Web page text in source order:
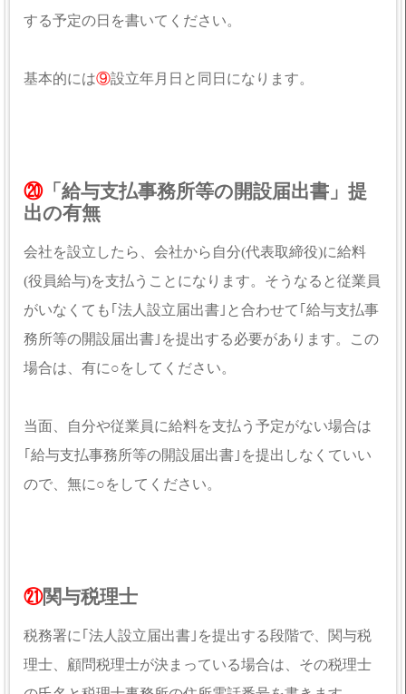
する予定の日を書いてください。
基本的には⑨設立年月日と同日になります。
⑳「給与支払事務所等の開設届出書」提
出の有無
会社を設立したら、会社から自分(代表取締役)に給料
(役員給与)を支払うことになります。そうなると従業員
がいなくても｢法人設立届出書｣と合わせて｢給与支払事
務所等の開設届出書｣を提出する必要があります。この
場合は、有に○をしてください。
当面、自分や従業員に給料を支払う予定がない場合は
｢給与支払事務所等の開設届出書｣を提出しなくていい
ので、無に○をしてください。
㉑関与税理士
税務署に｢法人設立届出書｣を提出する段階で、関与税
理士、顧問税理士が決まっている場合は、その税理士